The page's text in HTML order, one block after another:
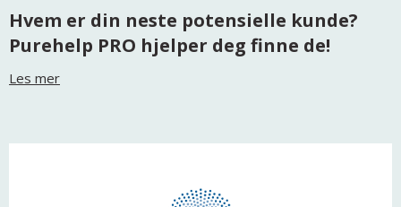
Hvem er din neste potensielle kunde?
Purehelp PRO hjelper deg finne de!
Les mer